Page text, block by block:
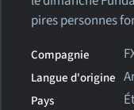
pires personnes
Compagnie
Langue d'origine
Pays